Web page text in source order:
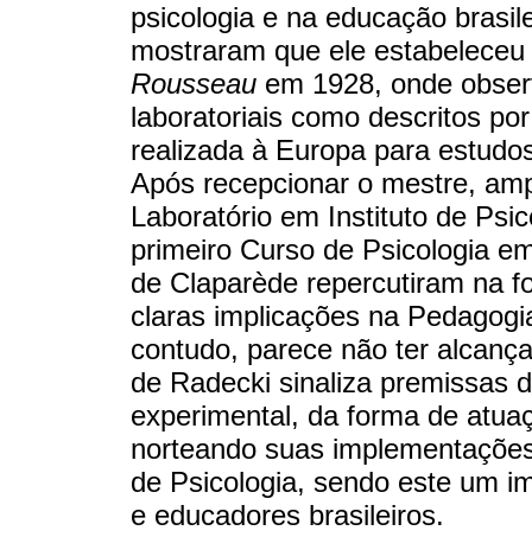
psicologia e na educação
mostraram que ele
Rousseau em 1928, onde
laboratoriais como descritos
realizada à Europa para
Após recepcionar o mestre,
Laboratório em Instituto de
primeiro Curso de Psicologia
de Claparède repercutiram na
claras implicações na
contudo, parece não ter
de Radecki sinaliza premissas
experimental, da forma de
norteando suas
de Psicologia, sendo este um
e educadores brasileiros.